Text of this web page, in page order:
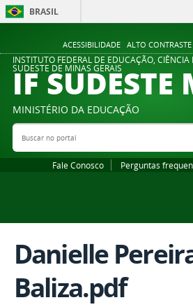
ACESSIBILIDADE ALTO CONTRASTE
BRASIL
INSTITUTO FEDERAL DE EDUCAÇÃO,
SUDESTE DE MINAS GERAIS
IF SUDESTE
MINISTÉRIO DA EDUCAÇÃO
Buscar no portal
Fale Conosco Perguntas
Danielle
Baliza.pdf